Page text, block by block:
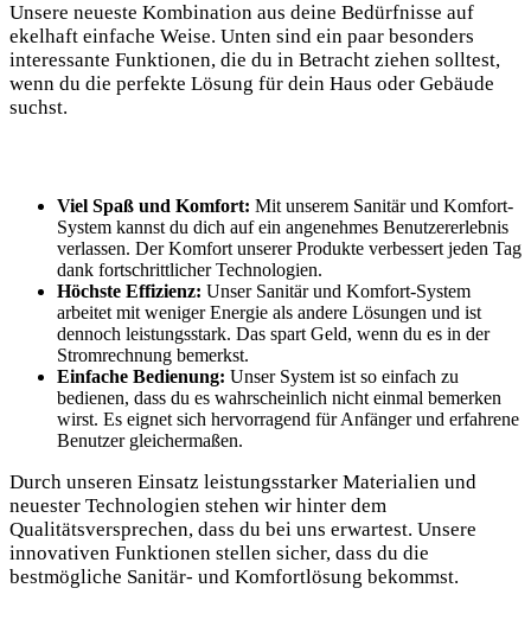
Unsere neueste Kombination aus deine Bedürfnisse auf
ekelhaft einfache Weise. Unten sind ein paar besonders
interessante Funktionen, die du in Betracht ziehen solltest,
wenn du die perfekte Lösung für dein Haus oder Gebäude
suchst.
Viel Spaß und Komfort: Mit unserem Sanitär und Komfort-
System kannst du dich auf ein angenehmes Benutzererlebnis
verlassen. Der Komfort unserer Produkte verbessert jeden Tag
dank fortschrittlicher Technologien.
Höchste Effizienz: Unser Sanitär und Komfort-System
arbeitet mit weniger Energie als andere Lösungen und ist
dennoch leistungsstark. Das spart Geld, wenn du es in der
Stromrechnung bemerkst.
Einfache Bedienung: Unser System ist so einfach zu
bedienen, dass du es wahrscheinlich nicht einmal bemerken
wirst. Es eignet sich hervorragend für Anfänger und erfahrene
Benutzer gleichermaßen.
Durch unseren Einsatz leistungsstarker Materialien und
neuester Technologien stehen wir hinter dem
Qualitätsversprechen, dass du bei uns erwartest. Unsere
innovativen Funktionen stellen sicher, dass du die
bestmögliche Sanitär- und Komfortlösung bekommst.